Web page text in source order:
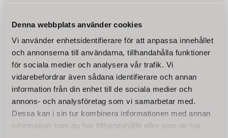
Denna webbplats använder cookies
Vi använder enhetsidentifierare för att anpassa innehållet
och annonserna till användarna, tillhandahålla funktioner
för sociala medier och analysera vår trafik. Vi
vidarebefordrar även sådana identifierare och annan
information från din enhet till de sociala medier och
annons- och analysföretag som vi samarbetar med.
Dessa kan i sin tur kombinera informationen med annan
information som du har tillhandahållit eller som de har
Klyvkon, vedklyv till
kompaktlastare KL-200
SET
Konklyv JSK-500-MS01
klyvkon, borrkon,
vedklyv